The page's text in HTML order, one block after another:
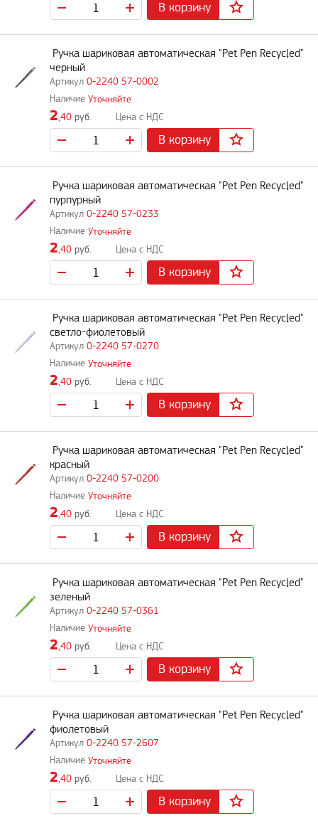
В корзину
0-2240 57-0002
Ручка шариковая автоматическая "Pet Pen Recycled"
черный
Уточняйте
2,40 руб.
В корзину
0-2240 57-0233
Ручка шариковая автоматическая "Pet Pen Recycled"
пурпурный
Уточняйте
2,40 руб.
В корзину
0-2240 57-0270
Ручка шариковая автоматическая "Pet Pen Recycled"
светло-фиолетовый
Уточняйте
2,40 руб.
В корзину
0-2240 57-0200
Ручка шариковая автоматическая "Pet Pen Recycled"
красный
Уточняйте
2,40 руб.
В корзину
0-2240 57-0361
Ручка шариковая автоматическая "Pet Pen Recycled"
зеленый
Уточняйте
2,40 руб.
В корзину
0-2240 57-2607
Ручка шариковая автоматическая "Pet Pen Recycled"
фиолетовый
Уточняйте
2,40 руб.
В корзину